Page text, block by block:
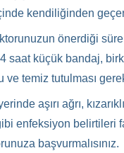
kendiliğinden
önerdiği
saat küçük bandaj,
ve temiz tutulması
aşırı ağrı,
enfeksiyon belirtileri
başvurmalısınız.